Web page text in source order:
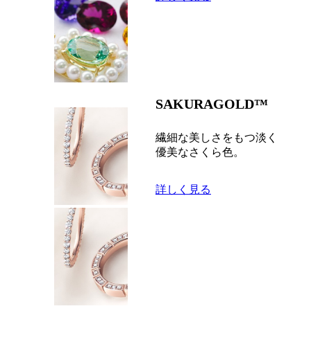
SAKURAGOLD™
繊細な美しさをもつ淡く
優美なさくら色。
詳しく見る